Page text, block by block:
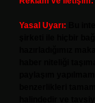
Yasal Uyarı: